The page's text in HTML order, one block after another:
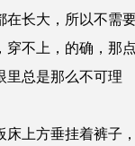
在长大，所以不需
穿不上，的确，那
里总是那么不可理
上方垂挂着裤子